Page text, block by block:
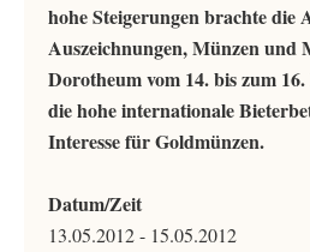
hohe Steigerungen brachte
Auszeichnungen, Münzen und
Dorotheum vom 14. bis zum
die hohe internationale
Interesse für Goldmünzen.
Datum/Zeit
13.05.2012 - 15.05.2012